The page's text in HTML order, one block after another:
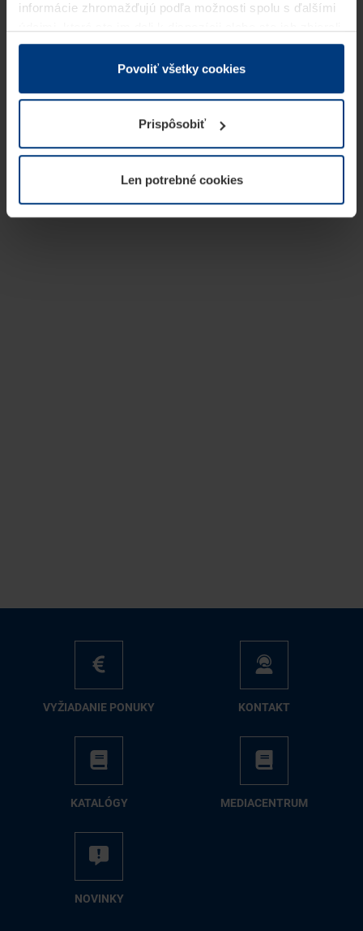
informácie zhromažďujú podľa možnosti spolu s ďalšími
v rámci Vášho využívania služieb.
Z právneho hľadiska môžeme cookies ukladať na Vašom
prevádzku tejto stránky. Pre všetky ostatné typy cookie
potrebujeme Vaše povolenie. Vaše povolenie môžete
kedykoľvek zmeniť alebo odvolať vo vysvetlení cookie
našej webovej stránky.
Povoliť všetky cookies
Prispôsobiť
Len potrebné cookies
VY­ŽIA­DA­NIE PO­NU­KY KON­TAKT
KA­TA­LÓ­GY ME­DIA­CEN­TRUM
NO­VIN­KY